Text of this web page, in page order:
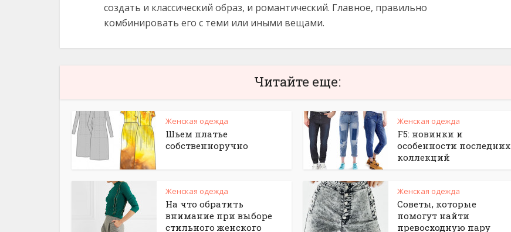
создать и классический образ, и романтический. Главное, правильно
комбинировать его с теми или иными вещами.
Читайте еще:
Женская одежда
Шьем платье
собственноручно
Женская одежда
F5: новинки и
особенности последних
коллекций
Женская одежда
На что обратить
внимание при выборе
стильного женского
Женская одежда
Советы, которые
помогут найти
превосходную пару